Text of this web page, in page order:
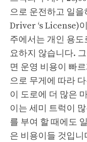
으로 운전하고 일
Driver ‘s License)
주에서는 개인 용도
요하지 않습니다.
면 운영 비용이 빠
으로 무게에 따라
이 도로에 더 많은
이는 세미 트럭이
를 부여 할 때에도
은 비용이들 것입니